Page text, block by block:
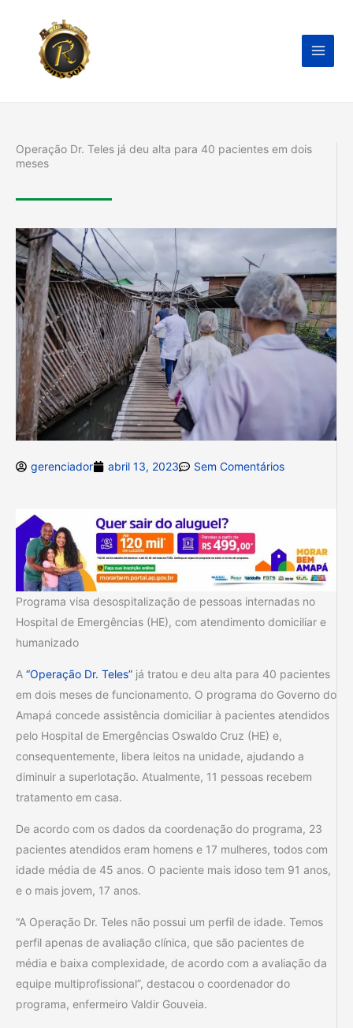
conteúdo
Operação Dr. Teles já deu alta para 40 pacientes em dois
meses
gerenciador abril 13, 2023 Sem Comentários
Programa visa desospitalização de pessoas internadas no
Hospital de Emergências (HE), com atendimento domiciliar e
humanizado
A “Operação Dr. Teles” já tratou e deu alta para 40 pacientes
em dois meses de funcionamento. O programa do Governo do
Amapá concede assistência domiciliar à pacientes atendidos
pelo Hospital de Emergências Oswaldo Cruz (HE) e,
consequentemente, libera leitos na unidade, ajudando a
diminuir a superlotação. Atualmente, 11 pessoas recebem
tratamento em casa.
De acordo com os dados da coordenação do programa, 23
pacientes atendidos eram homens e 17 mulheres, todos com
idade média de 45 anos. O paciente mais idoso tem 91 anos,
e o mais jovem, 17 anos.
“A Operação Dr. Teles não possui um perfil de idade. Temos
perfil apenas de avaliação clínica, que são pacientes de
média e baixa complexidade, de acordo com a avaliação da
equipe multiprofissional”, destacou o coordenador do
programa, enfermeiro Valdir Gouveia.